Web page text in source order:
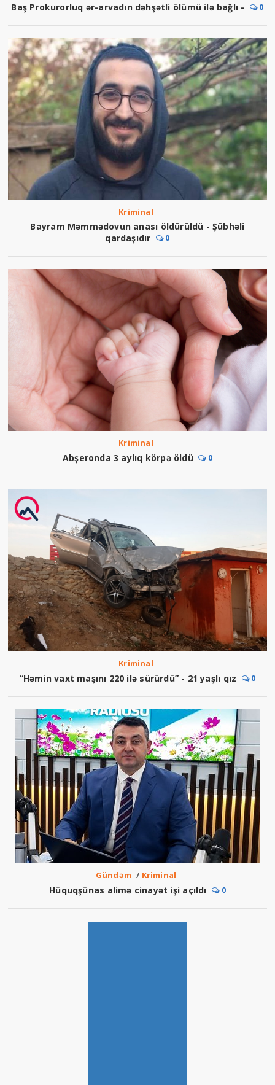
Baş Prokurorluq ər-arvadın dəhşətli ölümü ilə bağlı - 0
Kriminal
Bayram Məmmədovun anası öldürüldü - Şübhəli
qardaşıdır
0
Kriminal
Abşeronda 3 aylıq körpə öldü 0
Kriminal
“Həmin vaxt maşını 220 ilə sürürdü” - 21 yaşlı qız 0
Gündəm / Kriminal
Hüquqşünas alimə cinayət işi açıldı 0